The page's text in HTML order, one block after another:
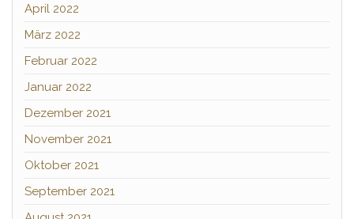
April 2022
März 2022
Februar 2022
Januar 2022
Dezember 2021
November 2021
Oktober 2021
September 2021